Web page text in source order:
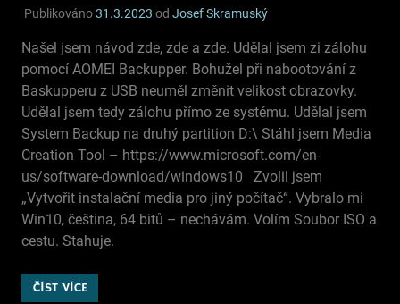
Publikováno31.3.2023 od Josef Skramuský
Našel jsem návod zde, zde a zde. Udělal jsem zi zálohu
pomocí AOMEI Backupper. Bohužel při nabootování z
Baskupperu z USB neuměl změnit velikost obrazovky.
Udělal jsem tedy zálohu přímo ze systému. Udělal jsem
System Backup na druhý partition D:\ Stáhl jsem Media
Creation Tool – https://www.microsoft.com/en-
us/software-download/windows10 Zvolil jsem
„Vytvořit instalační media pro jiný počítač“. Vybralo mi
Win10, čeština, 64 bitů – nechávám. Volím Soubor ISO a
cestu. Stahuje.
ČÍST VÍCE